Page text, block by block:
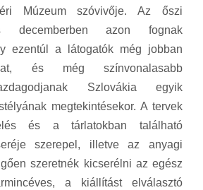
Múzeum szóvivője. Az őszi
decemberben azon fognak
ezentúl a látogatók még jobban
és még színvonalasabb
Szlovákia egyik
megtekintésekor. A tervek
és a tárlatokban található
szerepel, illetve az anyagi
szeretnék kicserélni az egész
a kiállítást elválasztó